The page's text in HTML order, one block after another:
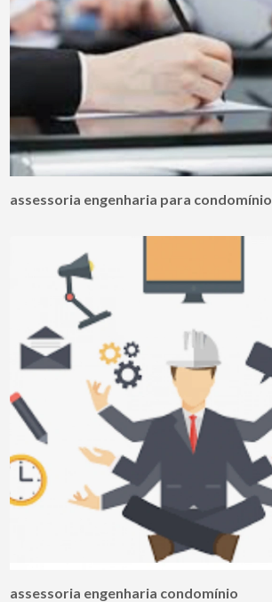
assessoria engenharia para condomínio
assessoria engenharia condomínio